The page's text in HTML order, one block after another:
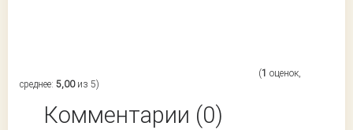
(1 оценок,
среднее: 5,00из 5)
Комментарии (0)